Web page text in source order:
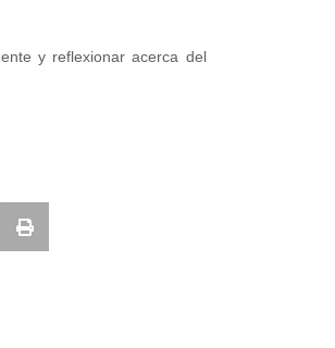
y reflexionar acerca del